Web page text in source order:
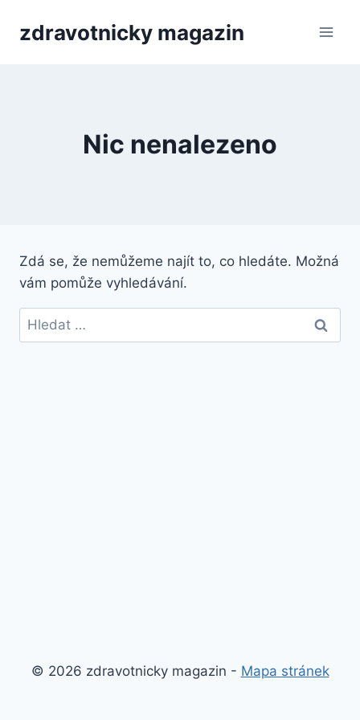
zdravotnicky magazin
Nic nenalezeno
Zdá se, že nemůžeme najít to, co hledáte. Možná
vám pomůže vyhledávání.
Vyhledávání
© 2026 zdravotnicky magazin - Mapa stránek